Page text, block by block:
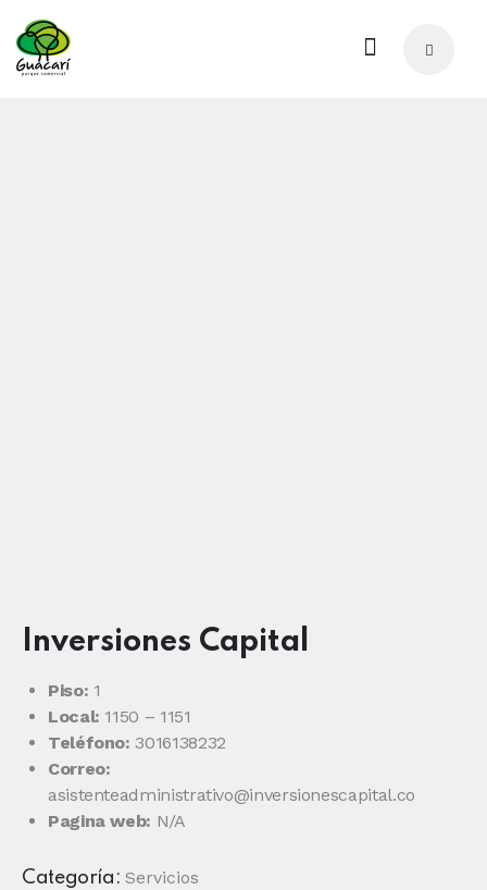
Inversiones Capital
Piso: 1
Local: 1150 – 1151
Teléfono:3016138232
Correo:
asistenteadministrativo@inversionescapital.co
Pagina web: N/A
Categoría:Servicios